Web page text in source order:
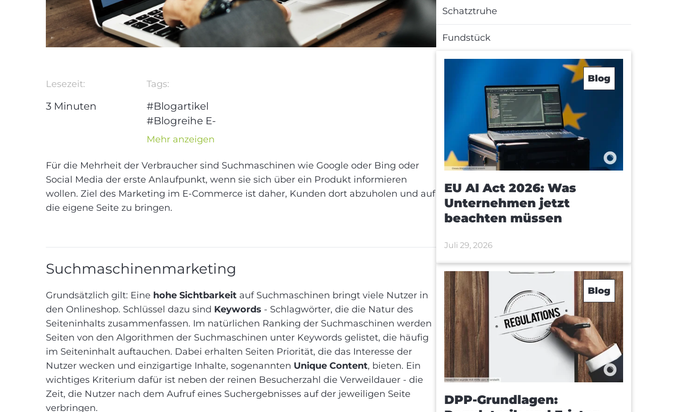
Lesezeit:
3 Minuten
Tags:
#Blogartikel
#Blogreihe E-
Commerce
Marketing #E-
Commerce #SEO
#Social Media
#Content
Mehr anzeigen
Für die Mehrheit der Verbraucher sind Suchmaschinen wie Google oder Bing oder
Social Media der erste Anlaufpunkt, wenn sie sich über ein Produkt informieren
wollen. Ziel des Marketing im E-Commerce ist daher, Kunden dort abzuholen und auf
die eigene Seite zu bringen.
Suchmaschinenmarketing
Grundsätzlich gilt: Eine hohe Sichtbarkeit auf Suchmaschinen bringt viele Nutzer in
den Onlineshop. Schlüssel dazu sind Keywords - Schlagwörter, die die Natur des
Seiteninhalts zusammenfassen. Im natürlichen Ranking der Suchmaschinen werden
Seiten von den Algorithmen der Suchmaschinen unter Keywords gelistet, die häufig
im Seiteninhalt auftauchen. Dabei erhalten Seiten Priorität, die das Interesse der
Nutzer wecken und einzigartige Inhalte, sogenannten Unique Content, bieten. Ein
wichtiges Kriterium dafür ist neben der reinen Besucherzahl die Verweildauer - die
Zeit, die Nutzer nach dem Aufruf eines Suchergebnisses auf der jeweiligen Seite
verbringen.
Schatztruhe
Fundstück
Blog
EU AI Act 2026: Was
Unternehmen jetzt
beachten müssen
Juli 29, 2026
Blog
DPP-Grundlagen: